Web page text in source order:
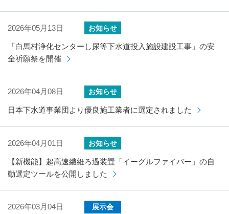
2026年05月13日 お知らせ
「白馬村浄化センターし尿等下水道投入施設建設工事」の安
全祈願祭を開催
2026年04月08日 お知らせ
日本下水道事業団より優良施工業者に選定されました
2026年04月01日 お知らせ
【新機能】超高速繊維ろ過装置「イーグルファイバー」の自
動選定ツールを公開しました
2026年03月04日 展示会